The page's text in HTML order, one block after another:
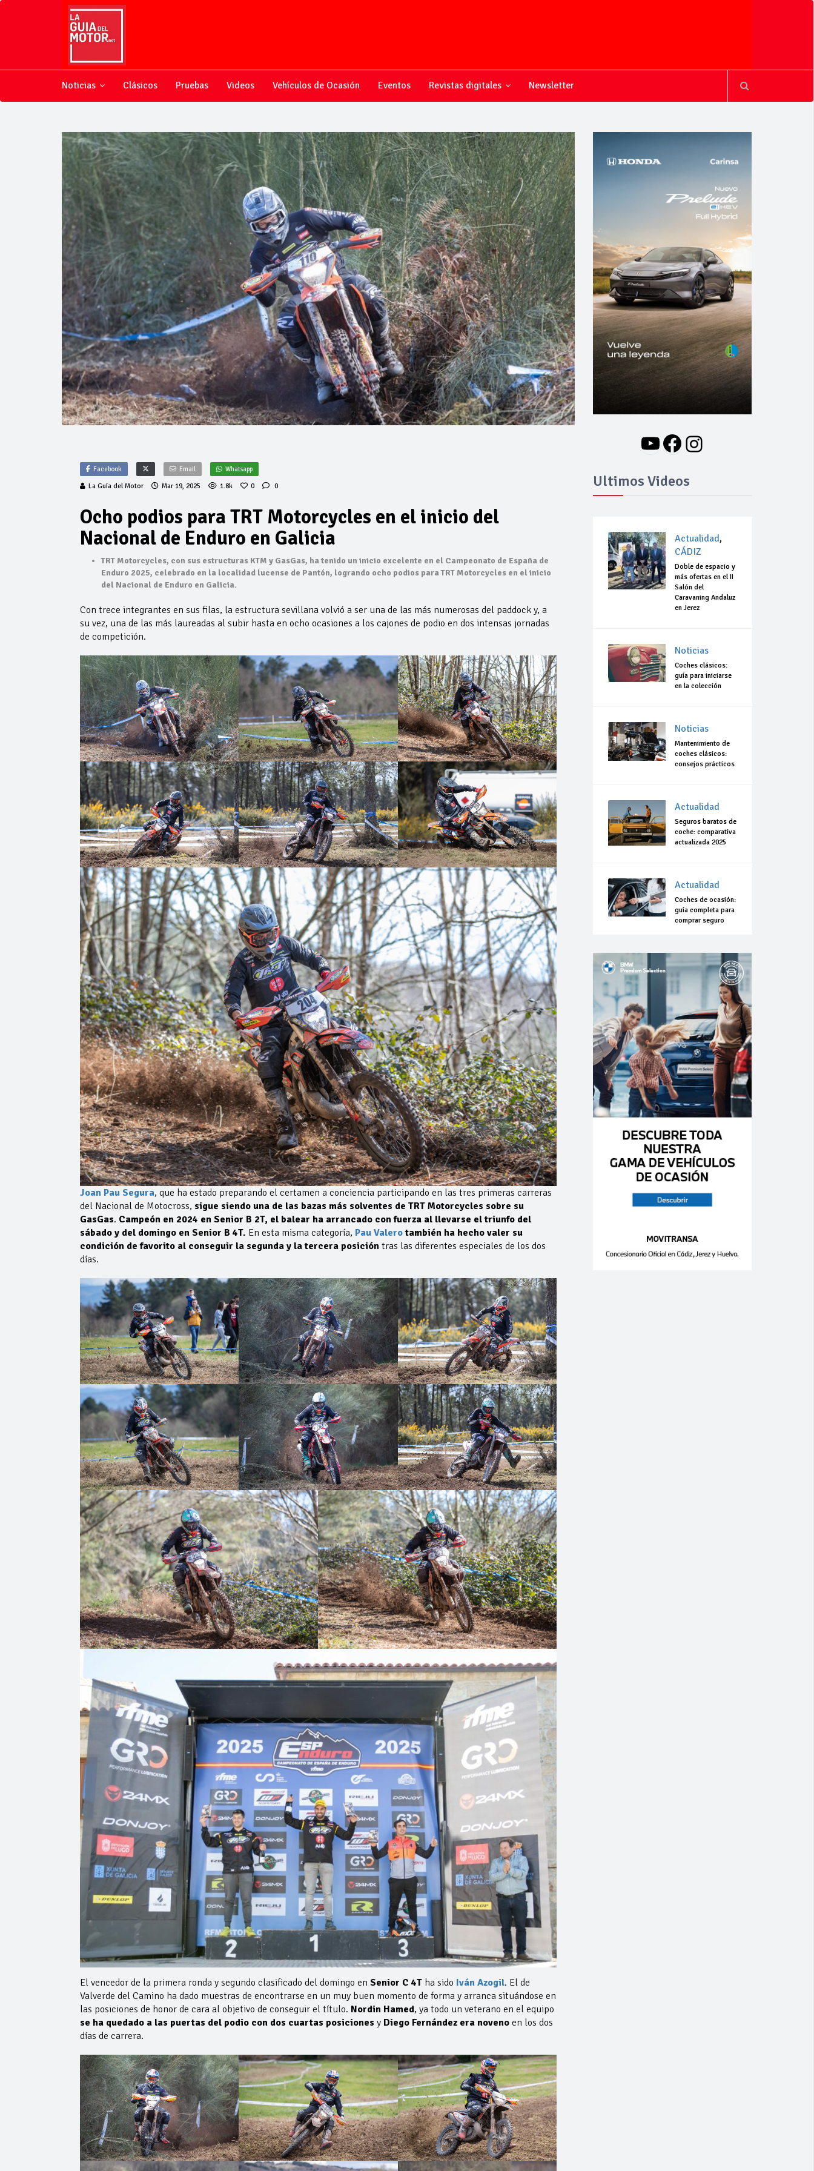
Noticias Clásicos Pruebas Videos Vehículos de Ocasión Eventos Revistas digitales Newsletter
Facebook Email Whatsapp
La Guía del Motor Mar 19, 2025 1.8k 0 0
Ocho podios para TRT Motorcycles en el inicio del
Nacional de Enduro en Galicia
TRT Motorcycles, con sus estructuras KTM y GasGas, ha tenido un inicio excelente en el Campeonato de España de
Enduro 2025, celebrado en la localidad lucense de Pantón, logrando ocho podios para TRT Motorcycles en el inicio
del Nacional de Enduro en Galicia.
Con trece integrantes en sus filas, la estructura sevillana volvió a ser una de las más numerosas del paddock y, a
su vez, una de las más laureadas al subir hasta en ocho ocasiones a los cajones de podio en dos intensas jornadas
de competición.
Joan Pau Segura, que ha estado preparando el certamen a conciencia participando en las tres primeras carreras
del Nacional de Motocross, sigue siendo una de las bazas más solventes de TRT Motorcycles sobre su
GasGas. Campeón en 2024 en Senior B 2T, el balear ha arrancado con fuerza al llevarse el triunfo del
sábado y del domingo en Senior B 4T. En esta misma categoría, Pau Valerotambién ha hecho valer su
condición de favorito al conseguir la segunda y la tercera posición tras las diferentes especiales de los dos
días.
El vencedor de la primera ronda y segundo clasificado del domingo en Senior C 4Tha sido Iván Azogil. El de
Valverde del Camino ha dado muestras de encontrarse en un muy buen momento de forma y arranca situándose en
las posiciones de honor de cara al objetivo de conseguir el título. Nordin Hamed, ya todo un veterano en el equipo
se ha quedado a las puertas del podio con dos cuartas posiciones y Diego Fernández era novenoen los dos
días de carrera.
YouTube
Facebook
Instagram
Ultimos Videos
Actualidad,
CÁDIZ
Doble de espacio y
más ofertas en el II
Salón del
Caravaning Andaluz
en Jerez
Noticias
Coches clásicos:
guía para iniciarse
en la colección
Noticias
Mantenimiento de
coches clásicos:
consejos prácticos
Actualidad
Seguros baratos de
coche: comparativa
actualizada 2025
Actualidad
Coches de ocasión:
guía completa para
comprar seguro